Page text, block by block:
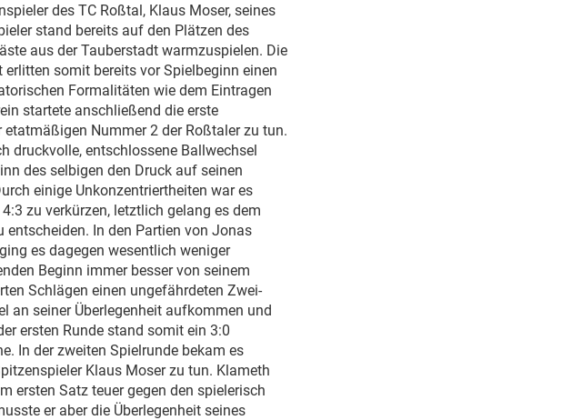
des TC Roßtal, Klaus Moser, seines
stand bereits auf den Plätzen des
aus der Tauberstadt warmzuspielen. Die
somit bereits vor Spielbeginn einen
Formalitäten wie dem Eintragen
startete anschließend die erste
Nummer 2 der Roßtaler zu tun.
druckvolle, entschlossene Ballwechsel
des selbigen den Druck auf seinen
einige Unkonzentriertheiten war es
zu verkürzen, letztlich gelang es dem
In den Partien von Jonas
es dagegen wesentlich weniger
Beginn immer besser von seinem
Schlägen einen ungefährdeten Zwei-
an seiner Überlegenheit aufkommen und
ersten Runde stand somit ein 3:0
In der zweiten Spielrunde bekam es
Klaus Moser zu tun. Klameth
ersten Satz teuer gegen den spielerisch
er aber die Überlegenheit seines